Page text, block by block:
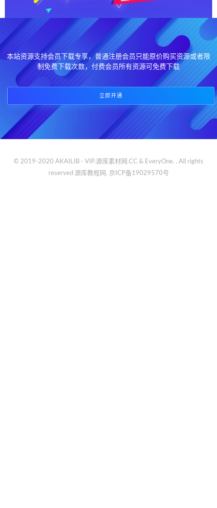
本站资源支持会员下载专享，普通注册会员只能原价购买资源或者限
制免费下载次数，付费会员所有资源可免费下载
立即开通
© 2019-2020 AKAILIB - VIP.源库素材网.CC & EveryOne. . All rights
reserved 源库教程网. 京ICP备19029570号